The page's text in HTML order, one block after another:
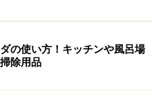
の使い方！キッチンや風呂場
除用品